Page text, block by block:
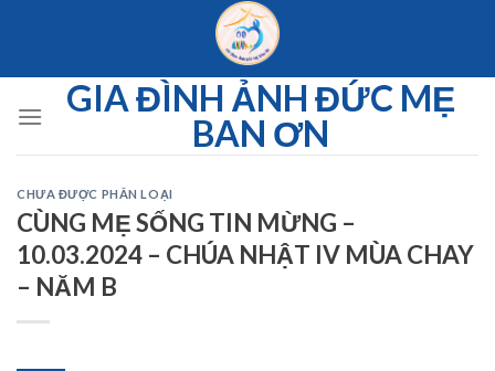
GIA ĐÌNH ẢNH ĐỨC MẸ
BAN ƠN
CHƯA ĐƯỢC PHÂN LOẠI
CÙNG MẸ SỐNG TIN MỪNG –
10.03.2024 – CHÚA NHẬT IV MÙA CHAY
– NĂM B